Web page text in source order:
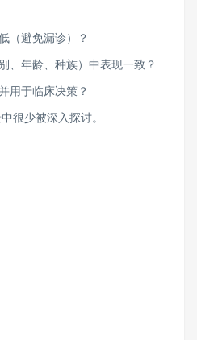
（避免漏诊）？
、年龄、种族）中表现一致？
用于临床决策？
很少被深入探讨。